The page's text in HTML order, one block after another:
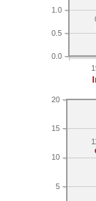
0.0
0.5
1.0
5
10
15
20